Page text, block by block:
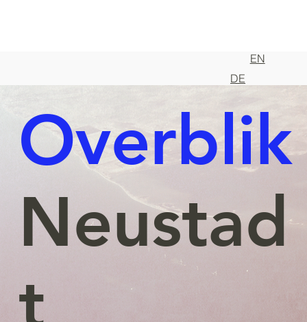
DE
EN
Overblik
Neustad
t